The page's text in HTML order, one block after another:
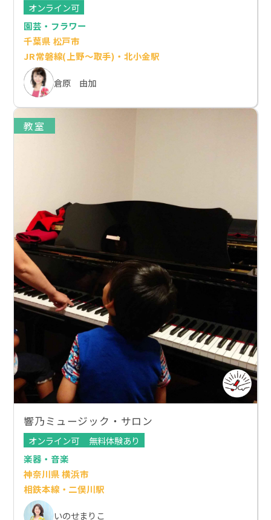
オンライン可
園芸・フラワー
千葉県 松戸市
JR常磐線(上野～取手)・北小金駅
倉原 由加
教室
響乃ミュージック・サロン
オンライン可
無料体験あり
楽器・音楽
神奈川県 横浜市
相鉄本線・二俣川駅
いのせまりこ